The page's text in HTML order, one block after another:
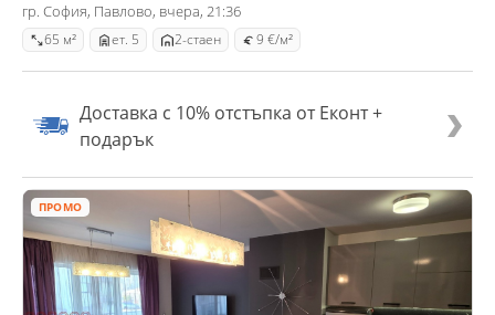
гр. София, Павлово, вчера, 21:36
65 м² ет. 5 2-стаен 9 €/м²
Доставка с 10% отстъпка от Еконт +
подарък
ПРОМО